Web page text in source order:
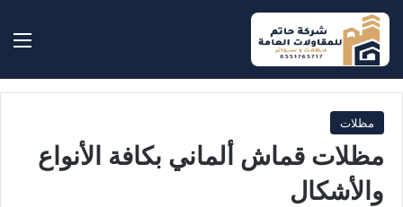
بحث
مظلات
مظلات قماش ألماني بكافة الأنواع
والأشكال